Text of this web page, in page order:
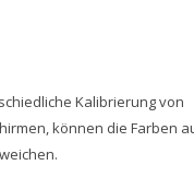
Kalibrierung von
können die Farben